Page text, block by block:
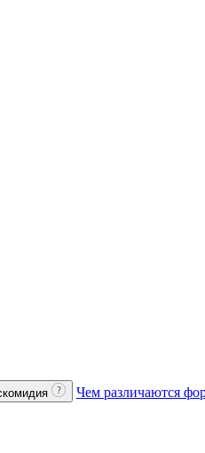
Чем различаются